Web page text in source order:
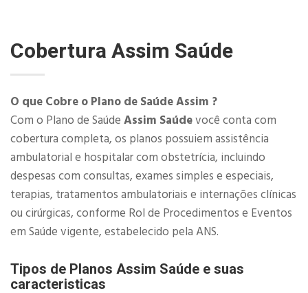
CoberturaAssim Saúde
O que Cobre o Plano de Saúde Assim ?
Com o Plano de Saúde Assim Saúdevocê conta com
cobertura completa, os planos possuiem assistência
ambulatorial e hospitalar com obstetrícia, incluindo
despesas com consultas, exames simples e especiais,
terapias, tratamentos ambulatoriais e internações clínicas
ou cirúrgicas, conforme Rol de Procedimentos e Eventos
em Saúde vigente, estabelecido pela ANS.​
Tipos de Planos Assim Saúde e suas
caracteristicas